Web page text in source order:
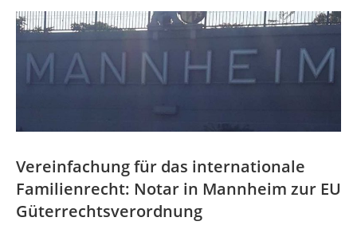
Vereinfachung für das internationale
Familienrecht: Notar in Mannheim zur EU
Güterrechtsverordnung